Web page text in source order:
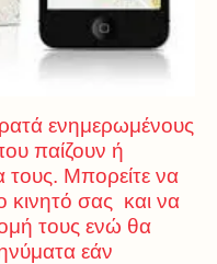
ενημερωμένους
παίζουν ή
Μπορείτε να
κινητό σας και να
τους ενώ θα
εάν